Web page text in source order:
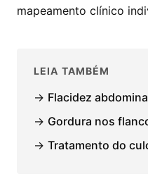
mapeamento clínico
LEIA TAMBÉM
→ Flacidez
→ Gordura nos
→ Tratamento do